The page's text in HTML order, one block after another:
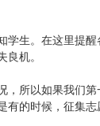
学生。在这里提
机。
，所以如果我们
的时候，征集